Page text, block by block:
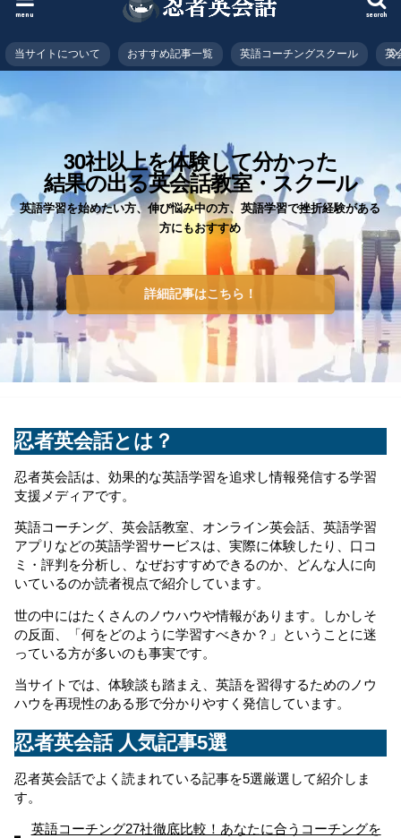
search
menu
当サイトについて おすすめ記事一覧 英語コーチングスクール 英
30社以上を体験して分かった
結果の出る英会話教室・スクール
英語学習を始めたい方、伸び悩み中の方、英語学習で挫折経験がある
方にもおすすめ
詳細記事はこちら！
忍者英会話とは？
忍者英会話は、効果的な英語学習を追求し情報発信する学習
支援メディアです。
英語コーチング、英会話教室、オンライン英会話、英語学習
アプリなどの英語学習サービスは、実際に体験したり、口コ
ミ・評判を分析し、なぜおすすめできるのか、どんな人に向
いているのか読者視点で紹介しています。
世の中にはたくさんのノウハウや情報があります。しかしそ
の反面、「何をどのように学習すべきか？」ということに迷
っている方が多いのも事実です。
当サイトでは、体験談も踏まえ、英語を習得するためのノウ
ハウを再現性のある形で分かりやすく発信しています。
忍者英会話 人気記事5選
忍者英会話でよく読まれている記事を5選厳選して紹介しま
す。
英語コーチング27社徹底比較！あなたに合うコーチングを